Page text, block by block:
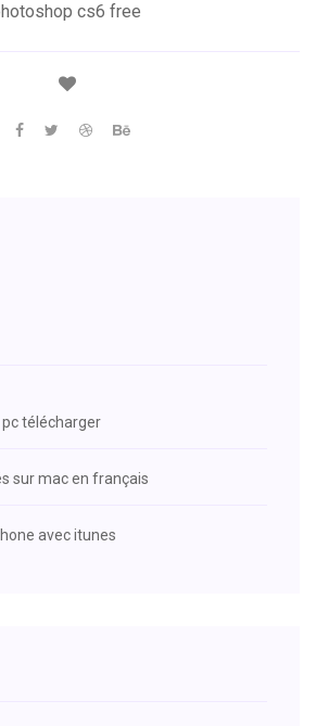
cs6 free
télécharger
sur mac en français
avec itunes